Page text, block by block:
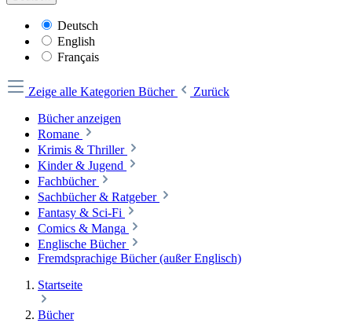
Deutsch
English
Français
Zeige alle Kategorien Bücher
Zurück
Bücher anzeigen
Romane
Krimis & Thriller
Kinder & Jugend
Fachbücher
Sachbücher & Ratgeber
Fantasy & Sci-Fi
Comics & Manga
Englische Bücher
Fremdsprachige Bücher (außer Englisch)
Startseite
Bücher